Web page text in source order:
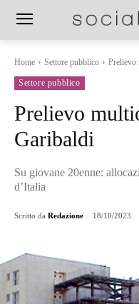
Home Settore pubblico Prelievo
Settore pubblico
Prelievo
Garibaldi
Su giovane 20enne:
d’Italia
Scritto da Redazione 18/10/2023